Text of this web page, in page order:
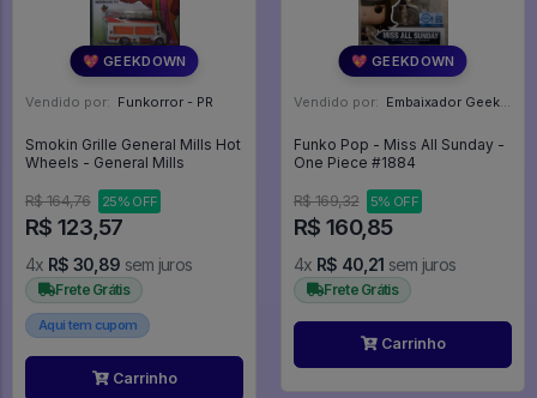
💖 GEEKDOWN
Vendido por: Funkorror - PR
Smokin Grille General Mills Hot
Wheels - General Mills
R$ 164,76 25% OFF
R$ 123,57
4x R$ 30,89 sem juros
Frete Grátis
Aqui tem cupom
Carrinho
💖 GEEKDOWN
Vendido por: Embaixador Geek - SP
Funko Pop - Miss All Sunday -
One Piece #1884
R$ 169,32 5% OFF
R$ 160,85
4x R$ 40,21 sem juros
Frete Grátis
Carrinho